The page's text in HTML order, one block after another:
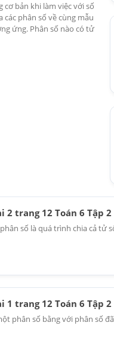
cơ bản khi làm việc với số
phân số về cùng mẫu
ứng. Phân số nào có tử
2 trang 12 Toán 6 Tập
số là quá trình chia cả tử
1 trang 12 Toán 6 Tập
phân số bằng với phân số